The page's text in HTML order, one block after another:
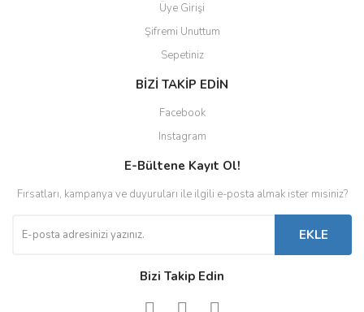
Üye Girişi
Şifremi Unuttum
Sepetiniz
BİZİ TAKİP EDİN
Facebook
Instagram
E-Bültene Kayıt Ol!
Fırsatları, kampanya ve duyuruları ile ilgili e-posta almak ister misiniz?
EKLE
Bizi Takip Edin